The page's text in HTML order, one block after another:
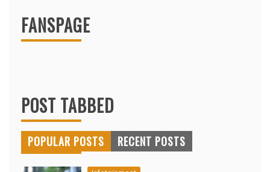
FANSPAGE
POST TABBED
POPULAR POSTS RECENT POSTS